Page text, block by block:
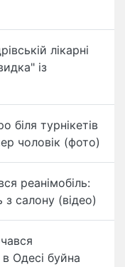
лікарні
із
біля турнікетів
чоловік (фото)
реанімобіль​:
салону (відео)
Одесі буйна